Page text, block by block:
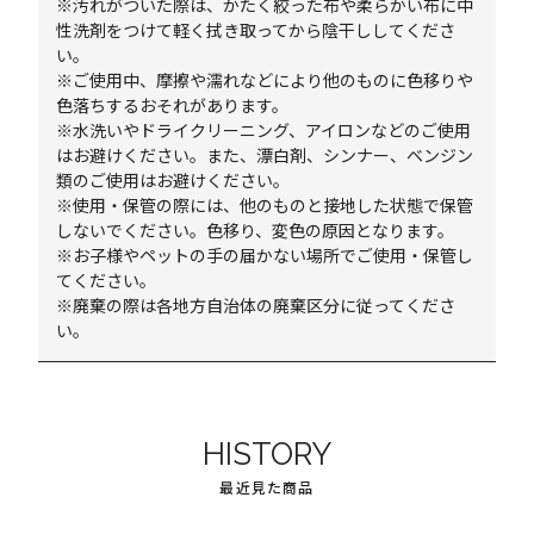
※汚れがついた際は、かたく絞った布や柔らかい布に中
性洗剤をつけて軽く拭き取ってから陰干ししてくださ
い。
※ご使用中、摩擦や濡れなどにより他のものに色移りや
色落ちするおそれがあります。
※水洗いやドライクリーニング、アイロンなどのご使用
はお避けください。また、漂白剤、シンナー、ベンジン
類のご使用はお避けください。
※使用・保管の際には、他のものと接地した状態で保管
しないでください。色移り、変色の原因となります。
※お子様やペットの手の届かない場所でご使用・保管し
てください。
※廃棄の際は各地方自治体の廃棄区分に従ってくださ
い。
HISTORY
最近見た商品